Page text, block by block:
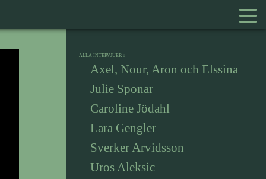
ALLA INTERVJUER
Axel, Nour, Aron och Elssina
Julie Sponar
Caroline Jödahl
Lara Gengler
Sverker Arvidsson
Uros Aleksic